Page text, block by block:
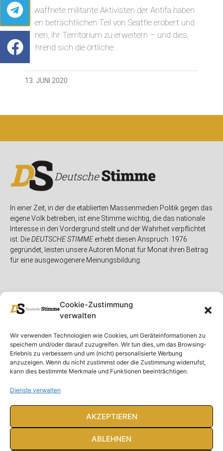
Cookie-Zustimmung
verwalten
Wir verwenden Technologien wie Cookies, um Geräteinformationen zu
speichern und/oder darauf zuzugreifen. Wir tun dies, um das Browsing-
Erlebnis zu verbessern und um (nicht) personalisierte Werbung
anzuzeigen. Wenn du nicht zustimmst oder die Zustimmung widerrufst,
kann dies bestimmte Merkmale und Funktionen beeinträchtigen.
Dienste verwalten
AKZEPTIEREN
ABLEHNEN
Bewaffnete militante Aktivisten der Antifa haben
einen beträchtlichen Teil von Seattle erobert und
planen, ihr Territorium zu erweitern – und dies,
während sich die örtliche
13. JUNI 2020
In einer Zeit, in der die etablierten Massenmedien Politik gegen das
eigene Volk betreiben, ist eine Stimme wichtig, die das nationale
Interesse in den Vordergrund stellt und der Wahrheit verpflichtet
ist. DieDEUTSCHE STIMMEerhebt diesen Anspruch. 1976
gegründet, leisten unsere Autoren Monat für Monat ihren Beitrag
für eine ausgewogenere Meinungsbildung.
Unser Magazin
Spenden
Ausgaben
Abonnieren
Rubriken
Deutschland
Ausland
Feuilleton
Rechtliches
Rechtliche Hinweise
Impressum
Datenschutzerklärung